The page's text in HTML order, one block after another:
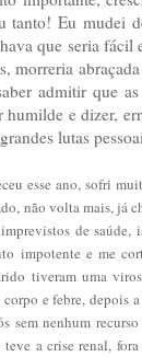
tanto! Eu mudei
que seria
morreria
admitir que
humilde e dizer,
lutas
esse ano, sofri
não volta mais,
de saúde,
impotente e me
tiveram uma
e febre, depois
sem nenhum
a crise renal,